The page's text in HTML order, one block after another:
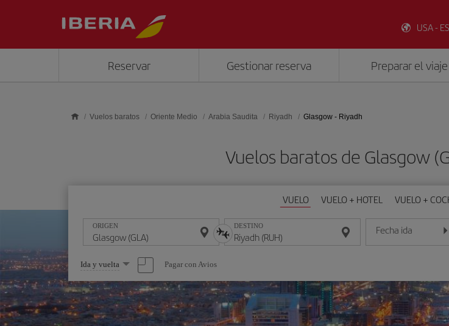
USA - ES
Reservar Gestionar reserva Preparar el viaje
Vuelos baratos Oriente Medio Arabia Saudita Riyadh Glasgow - Riyadh
Vuelos baratos de Glasgow
VUELO VUELO + HOTEL VUELO +
ORIGEN DESTINO Fecha ida
Introduce la fecha en
Seleccione
una
opción
Ida y vuelta Pagar con Avios